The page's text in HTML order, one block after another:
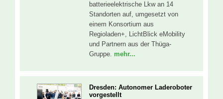
batterieelektrische Lkw an 14
Standorten auf, umgesetzt von
einem Konsortium aus
Regioladen+, LichtBlick eMobility
und Partnern aus der Thüga-
Gruppe. mehr...
Dresden: Autonomer Laderoboter
vorgestellt